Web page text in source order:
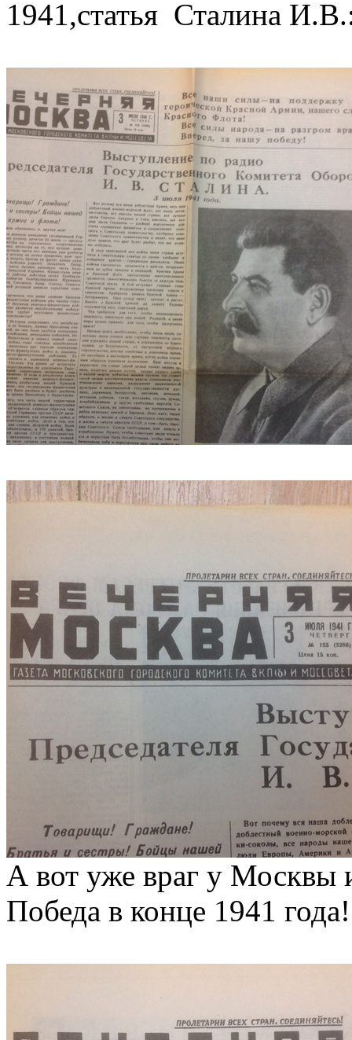
1941,статья Сталина
А вот уже враг у Москвы
Победа в конце 1941 года!